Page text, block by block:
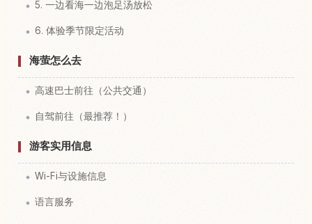
5. 一边看海一边泡足汤放松
6. 体验季节限定活动
海萤怎么去
高速巴士前往（公共交通）
自驾前往（最推荐！）
游客实用信息
Wi-Fi与设施信息
语言服务